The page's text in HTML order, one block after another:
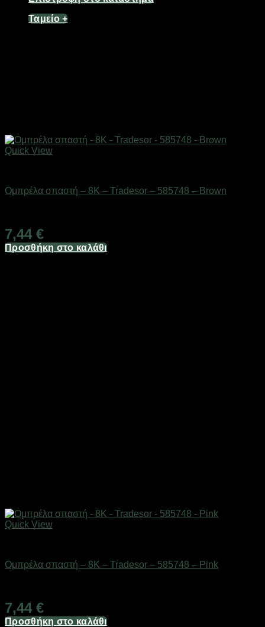
Ταμείο +
Quick View
Ομπρέλα σπαστή – 8K – Tradesor – 585748 – Brown
7,44 €
Προσθήκη στο καλάθι
Quick View
Ομπρέλα σπαστή – 8K – Tradesor – 585748 – Pink
7,44 €
Προσθήκη στο καλάθι